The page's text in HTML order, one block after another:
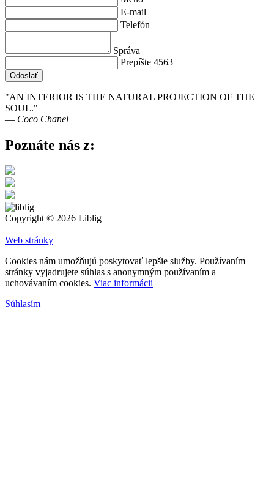
E-mail
Telefón
Správa
Prepíšte 4563
Odoslať
"AN INTERIOR IS THE NATURAL PROJECTION OF THE
SOUL."
― Coco Chanel
Poznáte nás z:
Copyright © 2026 Liblig
Web stránky
Cookies nám umožňujú poskytovať lepšie služby. Používaním
stránky vyjadrujete súhlas s anonymným používaním a
uchovávaním cookies. Viac informácii
Súhlasím